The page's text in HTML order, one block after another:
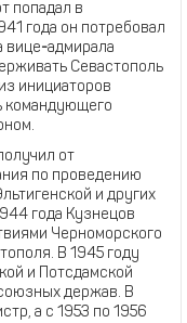
попадал в
года он потребовал
вице-адмирала
Севастополь
инициаторов
командующего
от
по проведению
и других
года Кузнецов
Черноморского
В 1945 году
и Потсдамской
держав. В
а с 1953 по 1956